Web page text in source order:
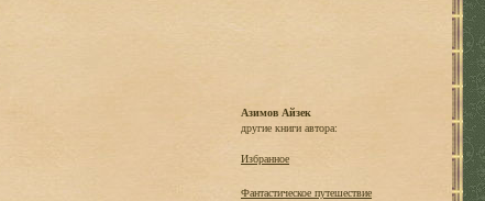
Азимов Айзек
другие книги автора:
Избранное
Фантастическое путешествие